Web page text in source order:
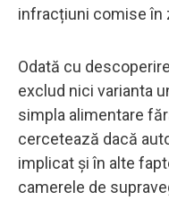
infracțiuni comise în
Odată cu
exclud nici varianta
simpla alimentare
cercetează dacă
implicat și în alte
camerele de